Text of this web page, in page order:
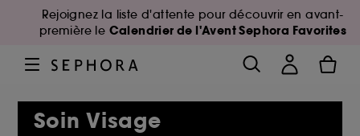
Rejoignez la liste d'attente pour découvrir en avant-
première le Calendrier de l'Avent Sephora Favorites
Soin Visage